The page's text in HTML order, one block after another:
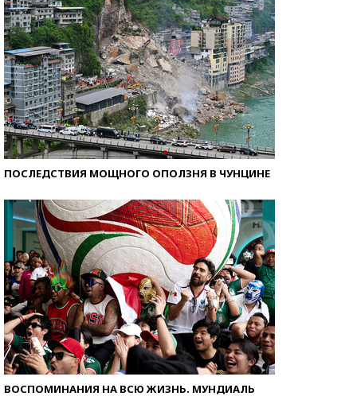
ПОСЛЕДСТВИЯ МОЩНОГО ОПОЛЗНЯ В ЧУНЦИНЕ
ВОСПОМИНАНИЯ НА ВСЮ ЖИЗНЬ. МУНДИАЛЬ